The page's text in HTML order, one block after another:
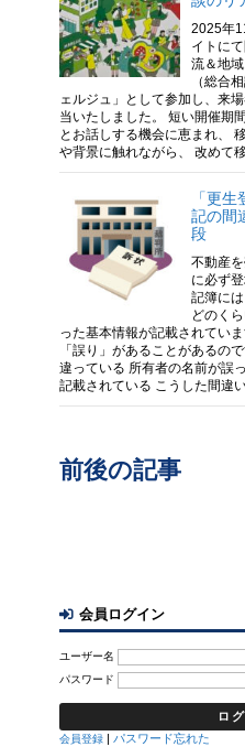
2025年
イトに
流＆地
（総合
ェルジュ」として参加し、来
当いたしました。 短い開催期
とお話しする機会に恵まれ、
や背景に触れながら、 改めて
「更
記の間
段
不動産
に必ず
記簿に
どのく
った基本情報が記載されてい
「誤り」があることがある
違っている 所有者の名前が誤
記載されている こうした間違
前後の記事
会員ログイン
ユーザー名
パスワード
会員登録 パスワード忘れた